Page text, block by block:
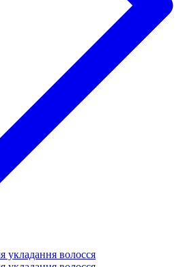
укладання волосся